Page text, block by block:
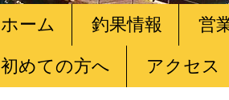
ホーム 釣果情報 営
初めての方へ アクセス